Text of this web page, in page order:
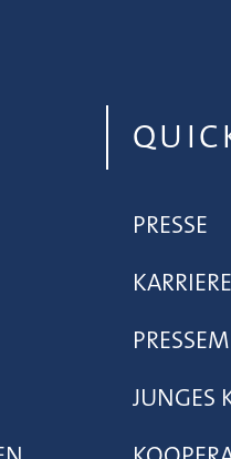
PRESSE
KARRIERE
JUNGES